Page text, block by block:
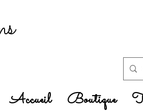
Accueil Boutique